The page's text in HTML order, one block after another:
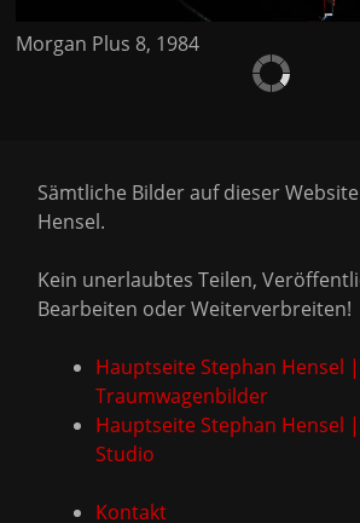
Morgan Plus 8, 1984
Sämtliche Bilder auf dieser
Hensel.
Kein unerlaubtes Teilen,
Bearbeiten oder Weiterverbreiten!
Hauptseite Stephan Hensel |
Traumwagenbilder
Hauptseite Stephan Hensel
Studio
Kontakt